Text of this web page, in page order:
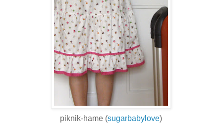
piknik-hame (sugarbabylove)